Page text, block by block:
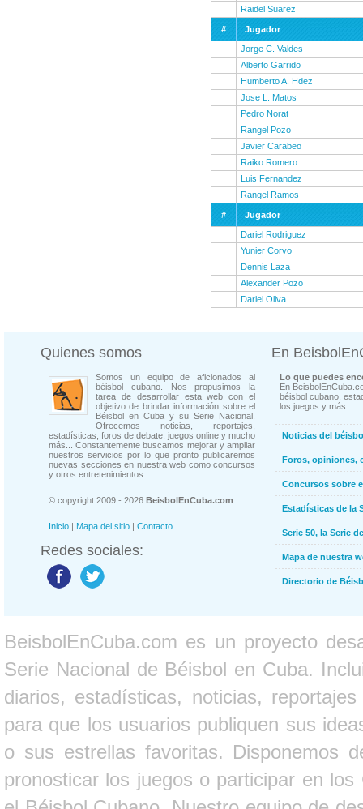
Raidel Suarez
#
Jugador
Jorge C. Valdes
Alberto Garrido
Humberto A. Hdez
Jose L. Matos
Pedro Norat
Rangel Pozo
Javier Carabeo
Raiko Romero
Luis Fernandez
Rangel Ramos
#
Jugador
Dariel Rodriguez
Yunier Corvo
Dennis Laza
Alexander Pozo
Dariel Oliva
Quienes somos
Somos un equipo de aficionados al
béisbol cubano. Nos propusimos la
tarea de desarrollar esta web con el
objetivo de brindar información sobre el
Béisbol en Cuba y su Serie Nacional.
Ofrecemos noticias, reportajes,
estadísticas, foros de debate, juegos online y mucho
más... Constantemente buscamos mejorar y ampliar
nuestros servicios por lo que pronto publicaremos
nuevas secciones en nuestra web como concursos
y otros entretenimientos.
© copyright 2009 - 2026 BeisbolEnCuba.com
Inicio | Mapa del sitio | Contacto
Redes sociales:
En
Lo que puedes
En
béisbol cubano,
los juegos y más...
Noticias del
Foros, opiniones,
Concursos sobre
Estadísticas de la
Serie 50, la Serie
Mapa de nuestra
Directorio de
BeisbolEnCuba.com es un proyecto
Serie Nacional de Béisbol en Cuba.
diarios, estadísticas, noticias,
para que los usuarios publiquen sus
o sus estrellas favoritas. Disponemos
pronosticar los juegos o participar en